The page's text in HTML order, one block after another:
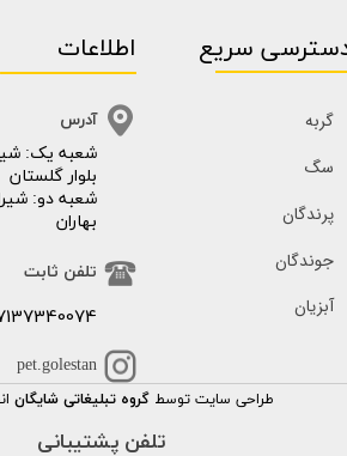
سریع
گربه
سگ
پرندگان
جوندگان
آبزیان
​​شعبه یک:
بلوار گلستان
شعبه دو:
بهاران
اطلاعات
آدرس
تلفن ثابت
pet.golestan
طراحی سایت توسط گروه تبلیغاتی شایگان
تلفن پشتیبانی